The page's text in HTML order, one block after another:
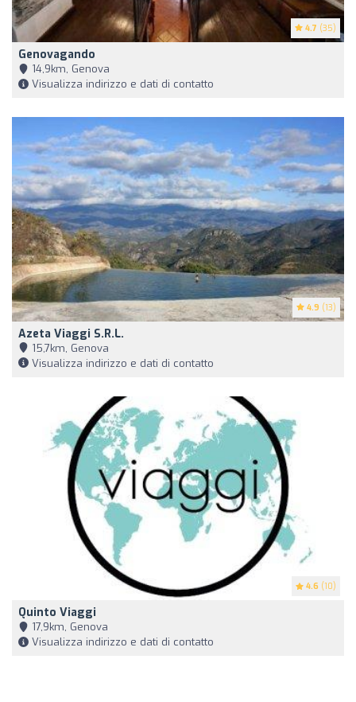
4.7 (35)
Genovagando
14,9km, Genova
Visualizza indirizzo e dati di contatto
4.9 (13)
Azeta Viaggi S.r.l.
15,7km, Genova
Visualizza indirizzo e dati di contatto
4.6 (10)
Quinto Viaggi
17,9km, Genova
Visualizza indirizzo e dati di contatto